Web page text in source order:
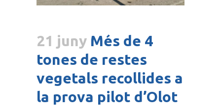
21 juny Més de 4
tones de restes
vegetals recollides a
la prova pilot d’Olot